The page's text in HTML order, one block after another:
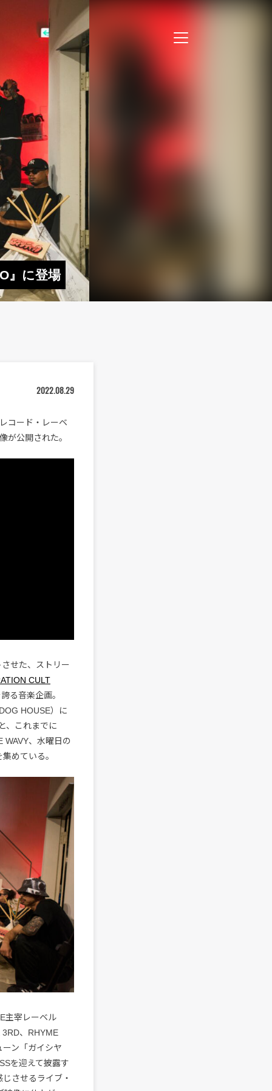
』に登場
2022.08.29
コード・レーベ
が公開された。
せた、ストリー
CULT
る音楽企画。
HOUSE）に
、これまでに
WAVY、水曜日の
めている。
主宰レーベル
3RD、RHYME
ン「ガイシヤ
を迎えて披露す
させるライブ・